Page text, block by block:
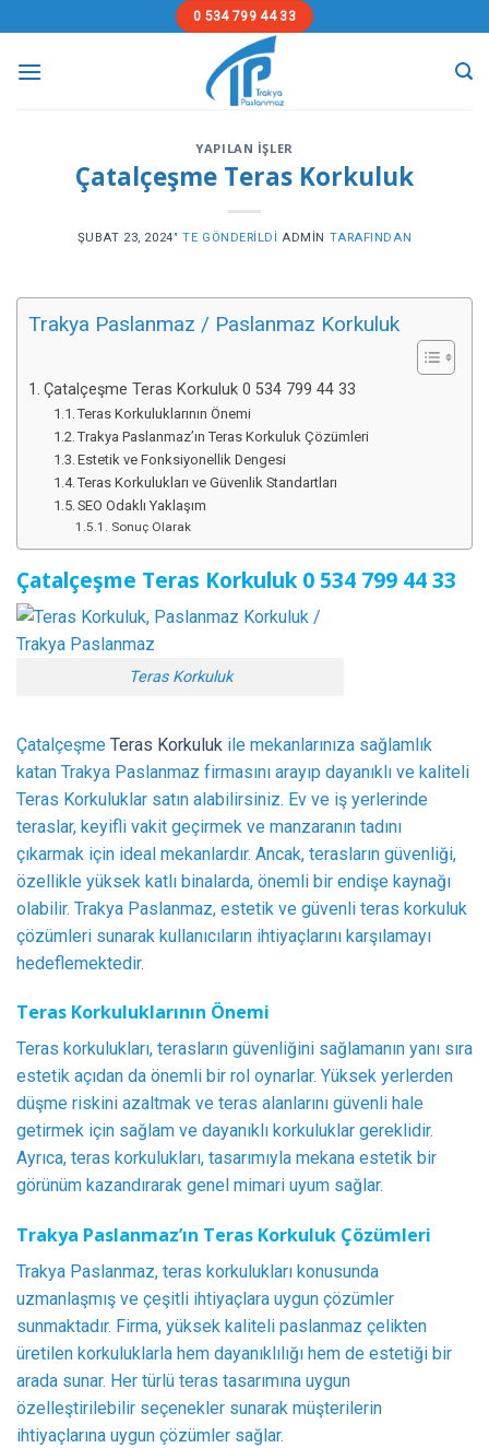
to
content
0 534 799 44 33
YAPILAN İŞLER
Çatalçeşme Teras Korkuluk
ŞUBAT 23, 2024’' TE GÖNDERILDI ADMIN TARAFINDAN
Trakya Paslanmaz / Paslanmaz Korkuluk
Çatalçeşme Teras Korkuluk 0 534 799 44 33
Teras Korkuluklarının Önemi
Trakya Paslanmaz’ın Teras Korkuluk Çözümleri
Estetik ve Fonksiyonellik Dengesi
Teras Korkulukları ve Güvenlik Standartları
SEO Odaklı Yaklaşım
Sonuç Olarak
Çatalçeşme Teras Korkuluk0 534 799 4433
Teras Korkuluk
Çatalçeşme Teras Korkuluk ile mekanlarınıza sağlamlık
katan Trakya Paslanmaz firmasını arayıp dayanıklı ve kaliteli
Teras Korkuluklar satın alabilirsiniz. Ev ve iş yerlerinde
teraslar, keyifli vakit geçirmek ve manzaranın tadını
çıkarmak için ideal mekanlardır. Ancak, terasların güvenliği,
özellikle yüksek katlı binalarda, önemli bir endişe kaynağı
olabilir. Trakya Paslanmaz, estetik ve güvenli teras korkuluk
çözümleri sunarak kullanıcıların ihtiyaçlarını karşılamayı
hedeflemektedir.
Teras Korkuluklarının Önemi
Teras korkulukları, terasların güvenliğini sağlamanın yanı sıra
estetik açıdan da önemli bir rol oynarlar. Yüksek yerlerden
düşme riskini azaltmak ve teras alanlarını güvenli hale
getirmek için sağlam ve dayanıklı korkuluklar gereklidir.
Ayrıca, teras korkulukları, tasarımıyla mekana estetik bir
görünüm kazandırarak genel mimari uyum sağlar.
Trakya Paslanmaz’ın Teras Korkuluk Çözümleri
Trakya Paslanmaz, teras korkulukları konusunda
uzmanlaşmış ve çeşitli ihtiyaçlara uygun çözümler
sunmaktadır. Firma, yüksek kaliteli paslanmaz çelikten
üretilen korkuluklarla hem dayanıklılığı hem de estetiği bir
arada sunar. Her türlü teras tasarımına uygun
özelleştirilebilir seçenekler sunarak müşterilerin
ihtiyaçlarına uygun çözümler sağlar.